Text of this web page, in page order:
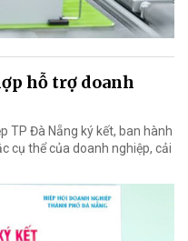
hỗ trợ doanh
TP Đà Nẵng ký kết, ban hành
cụ thể của doanh nghiệp, cải